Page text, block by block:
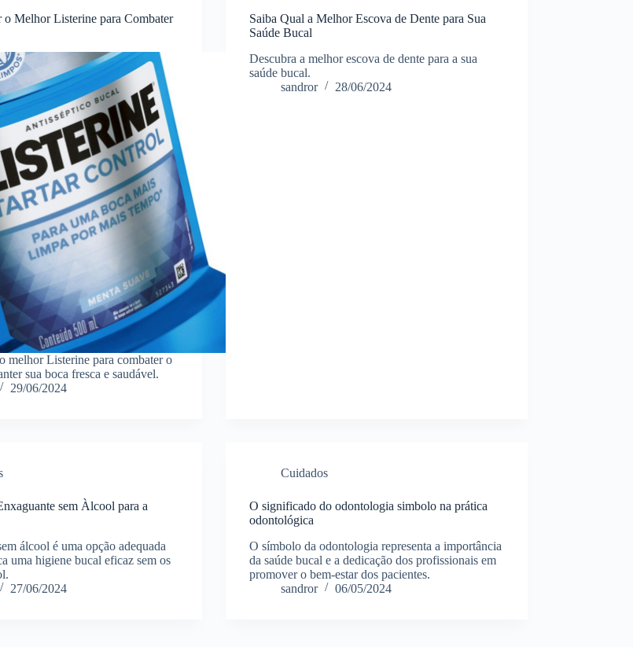
o Melhor Listerine para Combater
melhor Listerine para combater o
sua boca fresca e saudável.
29/06/2024
Saiba Qual a Melhor Escova de Dente para Sua
Saúde Bucal
Descubra a melhor escova de dente para a sua
saúde bucal.
sandror
28/06/2024
sem Àlcool para a
álcool é uma opção adequada
uma higiene bucal eficaz sem os
27/06/2024
Cuidados
O significado do odontologia simbolo na prática
odontológica
O símbolo da odontologia representa a importância
da saúde bucal e a dedicação dos profissionais em
promover o bem-estar dos pacientes.
sandror
06/05/2024